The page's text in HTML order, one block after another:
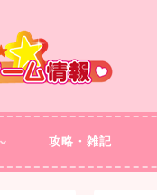
攻略・雑記